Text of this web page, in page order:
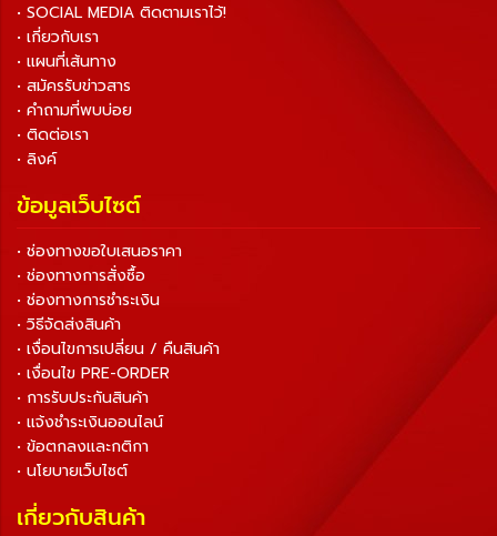
• SOCIAL MEDIA ติดตามเราไว้!
• เกี่ยวกับเรา
• แผนที่เส้นทาง
• สมัครรับข่าวสาร
• คำถามที่พบบ่อย
• ติดต่อเรา
• ลิงค์
ข้อมูลเว็บไซต์
• ช่องทางขอใบเสนอราคา
• ช่องทางการสั่งซื้อ
• ช่องทางการชำระเงิน
• วิธีจัดส่งสินค้า
• เงื่อนไขการเปลี่ยน / คืนสินค้า
• เงื่อนไข PRE-ORDER
• การรับประกันสินค้า
• แจ้งชำระเงินออนไลน์
• ข้อตกลงและกติกา
• นโยบายเว็บไซต์
เกี่ยวกับสินค้า